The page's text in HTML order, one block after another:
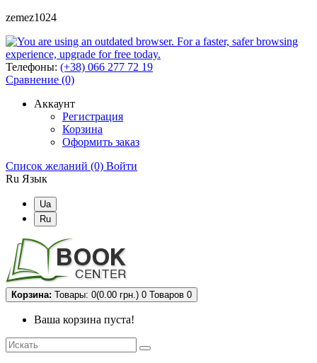
zemez1024
Телефоны: (+38) 066 277 72 19
Сравнение (0)
Аккаунт
Регистрация
Корзина
Оформить заказ
Список желаний (0) Войти
Ru Язык
Ua
Ru
Корзина: Товары: 0(0.00 грн.) 0 Товаров 0
Ваша корзина пуста!